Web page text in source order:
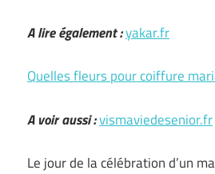
A lire également :yakar.fr
Quelles fleurs pour coiffure
A voir aussi :vismaviedesenior.fr
Le jour de la célébration d’un